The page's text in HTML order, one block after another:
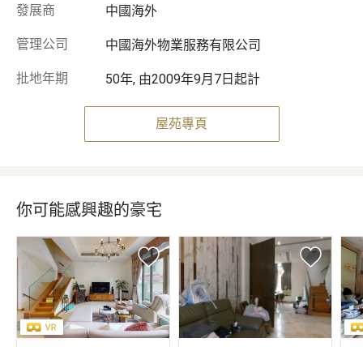
發展商 中國海外
管理公司 中國海外物業服務有限公司
批地年期 50年, 由2009年9月7日起計
屋苑專頁
你可能感興趣的豪宅